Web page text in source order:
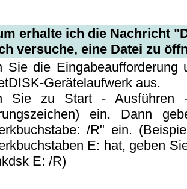
erhalte ich die Nachricht
versuche, eine Datei zu
Sie die
Gerätelaufwerk aus.
Sie zu Start - Ausführen
ein. Dann
/R" ein.
E: hat, geben
E: /R)